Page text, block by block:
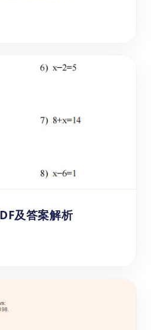
应用题附答案
能。通过多样化的混合运
理解数学在现实生活中的
及答案解析
及答案解析
练习册，专注于一步方
法和除法应用。通过解决